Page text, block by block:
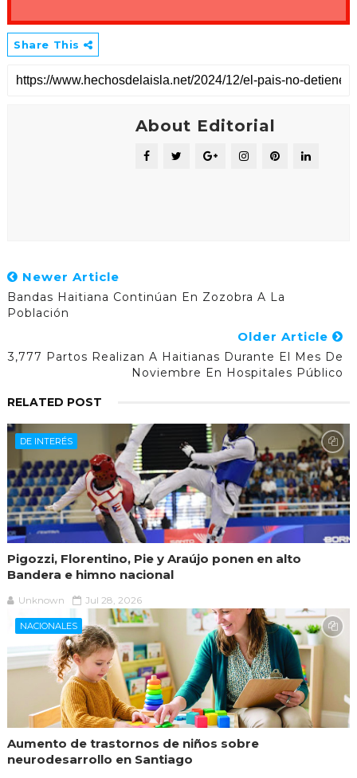
Share This
About Editorial
Newer Article
Bandas Haitiana Continúan En Zozobra A La
Población
Older Article
3,777 Partos Realizan A Haitianas Durante El Mes De
Noviembre En Hospitales Público
RELATED POST
DE INTERÉS
Pigozzi, Florentino, Pie y Araújo ponen en alto
Bandera e himno nacional
Unknown Jul 28, 2026
NACIONALES
Aumento de trastornos de niños sobre
neurodesarrollo en Santiago